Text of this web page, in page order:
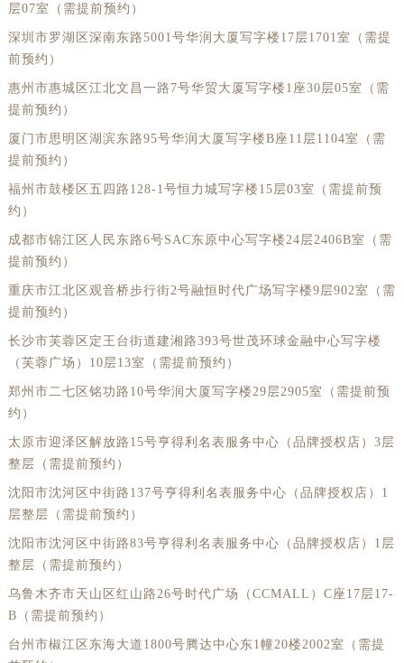
层07室（需提前预约）
深圳市罗湖区深南东路5001号华润大厦写字楼17层1701室（需提
前预约）
惠州市惠城区江北文昌一路7号华贸大厦写字楼1座30层05室（需
提前预约）
厦门市思明区湖滨东路95号华润大厦写字楼B座11层1104室（需
提前预约）
福州市鼓楼区五四路128-1号恒力城写字楼15层03室（需提前预
约）
成都市锦江区人民东路6号SAC东原中心写字楼24层2406B室（需
提前预约）
重庆市江北区观音桥步行街2号融恒时代广场写字楼9层902室（需
提前预约）
长沙市芙蓉区定王台街道建湘路393号世茂环球金融中心写字楼
（芙蓉广场）10层13室（需提前预约）
郑州市二七区铭功路10号华润大厦写字楼29层2905室（需提前预
约）
太原市迎泽区解放路15号亨得利名表服务中心（品牌授权店）3层
整层（需提前预约）
沈阳市沈河区中街路137号亨得利名表服务中心（品牌授权店）1
层整层（需提前预约）
沈阳市沈河区中街路83号亨得利名表服务中心（品牌授权店）1层
整层（需提前预约）
乌鲁木齐市天山区红山路26号时代广场（CCMALL）C座17层17-
B（需提前预约）
台州市椒江区东海大道1800号腾达中心东1幢20楼2002室（需提